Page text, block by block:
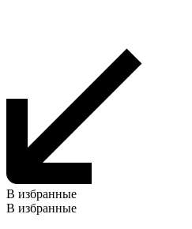
В избранные
В избранные